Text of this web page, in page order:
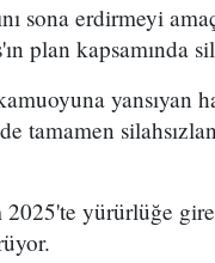
sona erdirmeyi
plan
yansıyan
tamamen
yürürlüğe